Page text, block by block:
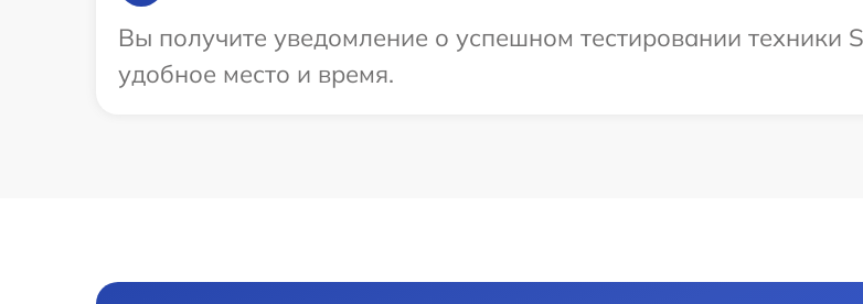
Вы получите уведомление о успешном тестировании техники
удобное место и время.